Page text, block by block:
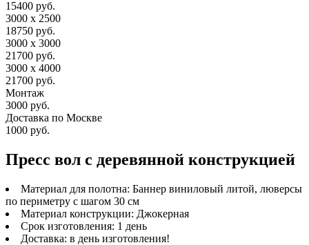
15400 руб.
3000 х 2500
18750 руб.
3000 х 3000
21700 руб.
3000 х 4000
21700 руб.
Монтаж
3000 руб.
Доставка по Москве
1000 руб.
Пресс вол с деревянной конструкцией
Материал для полотна: Баннер виниловый литой, люверсы
по периметру с шагом 30 см
Материал конструкции: Джокерная
Срок изготовления: 1 день
Доставка: в день изготовления!